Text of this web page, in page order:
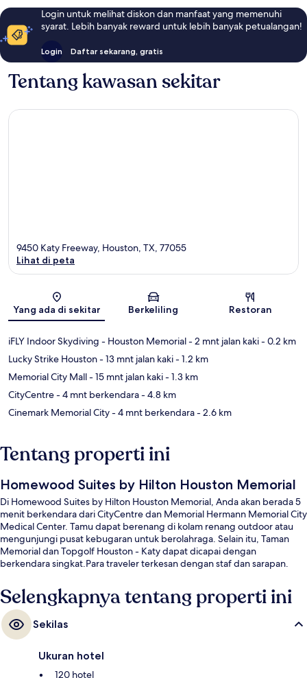
Login untuk melihat diskon dan manfaat yang memenuhi
syarat. Lebih banyak reward untuk lebih banyak petualangan!
Login Daftar sekarang, gratis
Tentang kawasan sekitar
Peta
9450 Katy Freeway, Houston, TX, 77055
Lihat di peta
Yang ada di sekitar Berkeliling Restoran
iFLY Indoor Skydiving - Houston Memorial- 2 mnt jalan kaki- 0.2 km
Lucky Strike Houston- 13 mnt jalan kaki- 1.2 km
Memorial City Mall- 15 mnt jalan kaki- 1.3 km
CityCentre- 4 mnt berkendara- 4.8 km
Cinemark Memorial City- 4 mnt berkendara- 2.6 km
Tentang properti ini
Homewood Suites by Hilton Houston Memorial
Di Homewood Suites by Hilton Houston Memorial, Anda akan berada 5
menit berkendara dari CityCentre dan Memorial Hermann Memorial City
Medical Center. Tamu dapat berenang di kolam renang outdoor atau
mengunjungi pusat kebugaran untuk berolahraga. Selain itu, Taman
Memorial dan Topgolf Houston - Katy dapat dicapai dengan
berkendara singkat.Para traveler terkesan dengan staf dan sarapan.
Selengkapnya tentang properti ini
Sekilas
Ukuran hotel
120 hotel